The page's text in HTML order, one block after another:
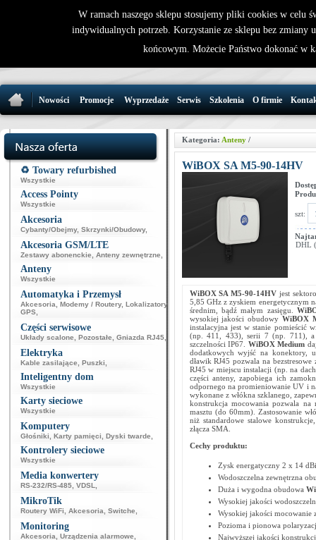
32 721 86
Nowości Promocje Wyprzedaże Serwis Szkolenia O firmie
♻️ Towary refurbished
Wszystkie
Access Pointy
Wszystkie
Akcesoria
Cybanty/Obejmy, Skrzynki/Obudowy,
Akcesoria GSM/LTE
Zestawy abonenckie Anteny zewnętrzne
Anteny
Wszystkie
Automatyka i Przemysł
Akcesoria Modemy / Routery, Lokalizatory
GPS
Części serwisowe
Układy scalone Pozostałe Gniazda RJ45
Elektryka
Kable zasilające Puszki
Inteligentny dom
Wszystkie
Karty sieciowe
Wszystkie
Komputery
Głośniki Karty pamięci Dyski twarde
Kontrolery sieciowe
Wszystkie
Media konwertery
RS-232/RS-485 VDSL
MikroTik
Routery WiFi Akcesoria Switche
Monitoring
Akcesoria Urządzenia alarmowe
Kategoria: Anteny/
WiBOX SA M5-90-14HV
szt:
DHL
WiBOX SA M5-90-14HV jest
5,85 GHz z zyskiem energetycznym
średnim, bądź małym zasięgu.
wysokiej jakości obudowyWiBOX
instalacyjna jest w stanie pomieścić
(np. 411, 433), serii 7 (np. 711), a
szczelności IP67. WiBOX Medium
dodatkowych wyjść na konektory,
dławik RJ45 pozwala na bezstresowe
RJ45 w miejscu instalacji (np. na
części anteny, zapobiega ich
odpornego na promieniowanie UV i
wykonane z włókna szklanego,
konstrukcja mocowania pozwala na
masztu (do 60mm). Zastosowanie
niż standardowe stalowe
złącza SMA.
Cechy produktu:
Zysk energatyczny 2 x 14 dBi
Wodoszczelna zewnętrzna
Duża i wygodna obudowa
Wysokiej jakości
Wysokiej jakości mocowanie
Pozioma i pionowa
Najwyższej jakości
W ramach naszego sklepu stosujemy pliki cookies w celu
indywidualnych potrzeb. Korzystanie ze sklepu bez zmiany
końcowym. Możecie Państwo dokonać w